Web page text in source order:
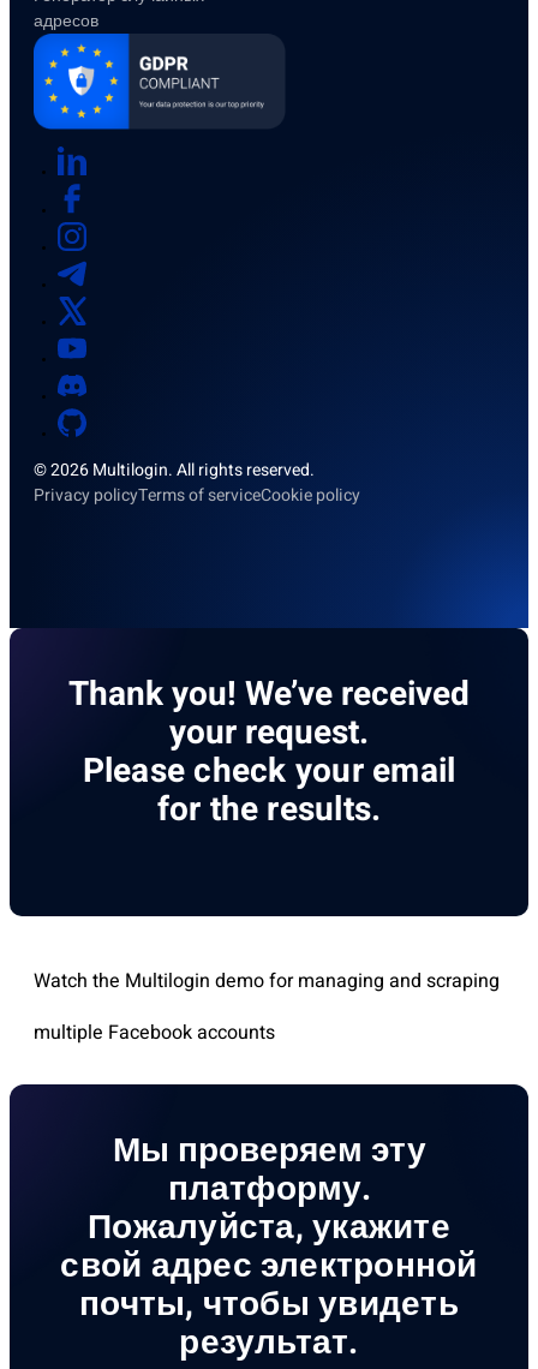
адресов
© 2026 Multilogin. All rights reserved.
Privacy policyTerms of serviceCookie policy
Thank you! We’ve received
your request.
Please check your email
for the results.
Watch the Multilogin demo for managing and scraping
multiple Facebook accounts
Мы проверяем эту
платформу.
Пожалуйста, укажите
свой адрес электронной
почты, чтобы увидеть
результат.